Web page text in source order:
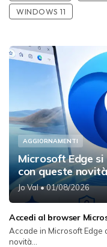
WINDOWS 11
AGGIORNAMENTI
Microsoft Edge
con queste novità
Jo Val• 01/08/2026
Accedi al browser
Accade in Microsoft Edge
novità...